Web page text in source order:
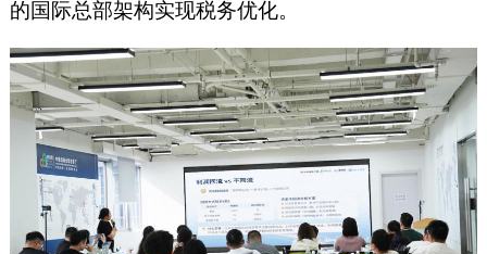
的国际总部架构实现税务优化。